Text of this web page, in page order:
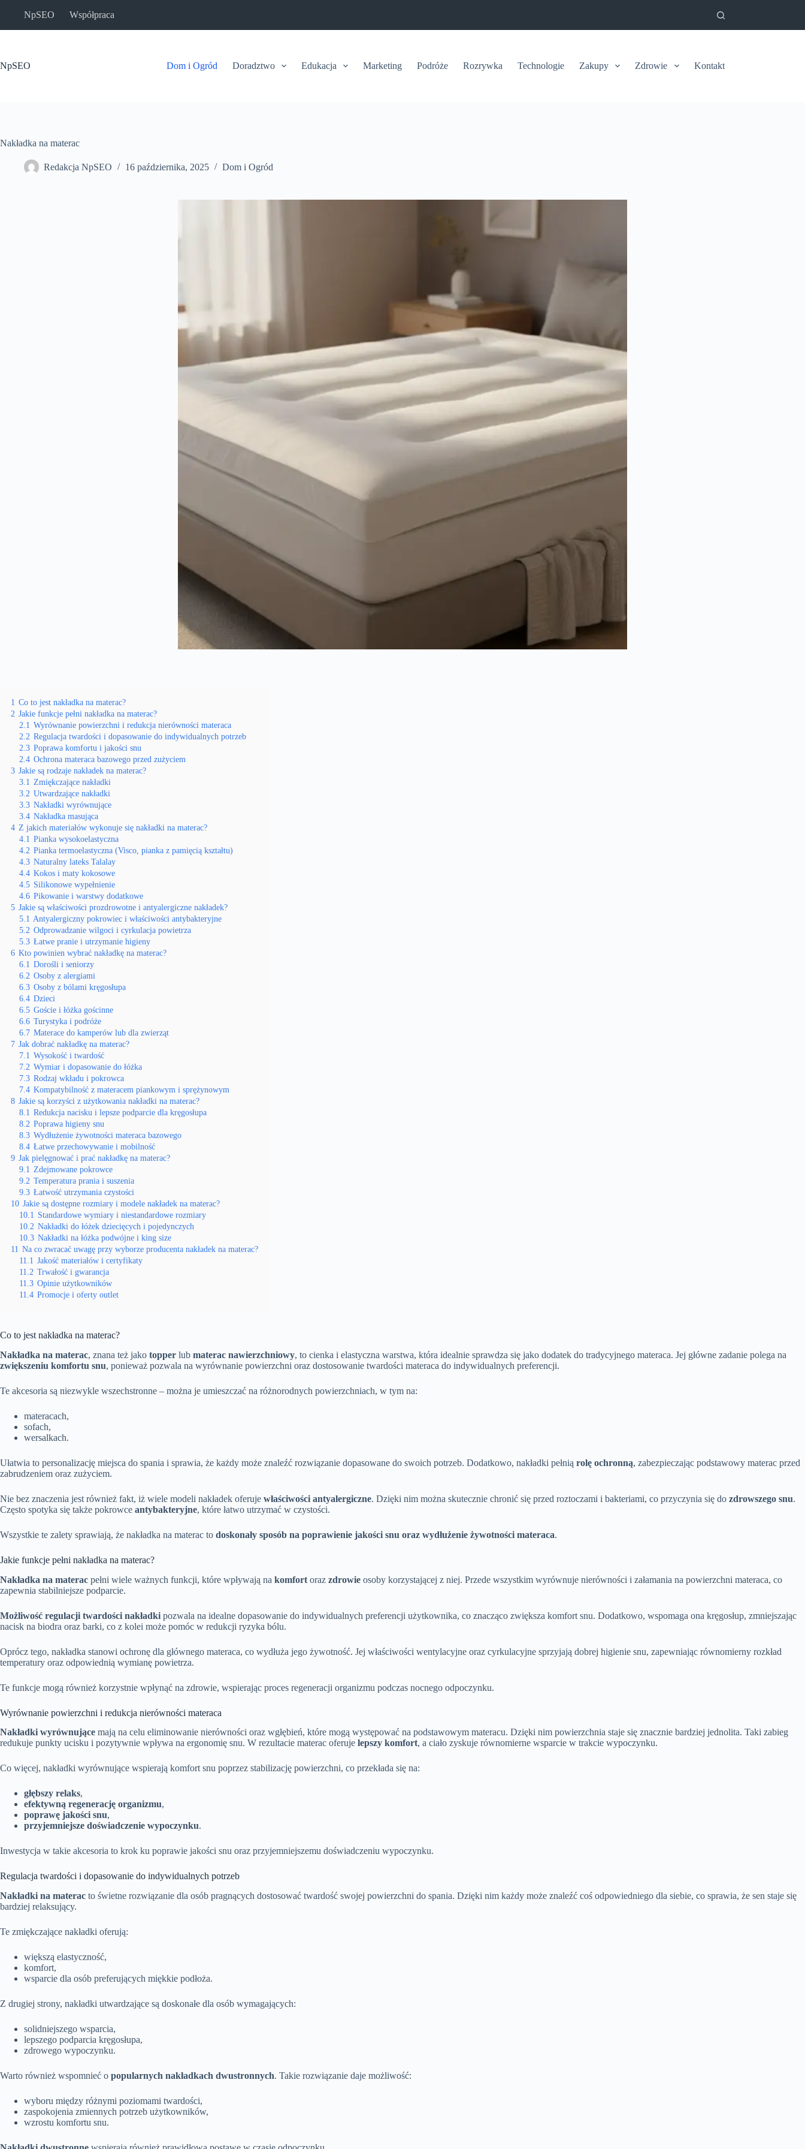
NpSEO Współpraca
NpSEO Dom i Ogród Doradztwo Edukacja Marketing Podróże Rozrywka Technologie Zakupy Zdrowie Kontakt
Nakładka na materac
Redakcja NpSEO 16 października, 2025 Dom i Ogród
1 Co to jest nakładka na materac?
2 Jakie funkcje pełni nakładka na materac?
2.1 Wyrównanie powierzchni i redukcja nierówności materaca
2.2 Regulacja twardości i dopasowanie do indywidualnych potrzeb
2.3 Poprawa komfortu i jakości snu
2.4 Ochrona materaca bazowego przed zużyciem
3 Jakie są rodzaje nakładek na materac?
3.1 Zmiękczające nakładki
3.2 Utwardzające nakładki
3.3 Nakładki wyrównujące
3.4 Nakładka masująca
4 Z jakich materiałów wykonuje się nakładki na materac?
4.1 Pianka wysokoelastyczna
4.2 Pianka termoelastyczna (Visco, pianka z pamięcią kształtu)
4.3 Naturalny lateks Talalay
4.4 Kokos i maty kokosowe
4.5 Silikonowe wypełnienie
4.6 Pikowanie i warstwy dodatkowe
5 Jakie są właściwości prozdrowotne i antyalergiczne nakładek?
5.1 Antyalergiczny pokrowiec i właściwości antybakteryjne
5.2 Odprowadzanie wilgoci i cyrkulacja powietrza
5.3 Łatwe pranie i utrzymanie higieny
6 Kto powinien wybrać nakładkę na materac?
6.1 Dorośli i seniorzy
6.2 Osoby z alergiami
6.3 Osoby z bólami kręgosłupa
6.4 Dzieci
6.5 Goście i łóżka gościnne
6.6 Turystyka i podróże
6.7 Materace do kamperów lub dla zwierząt
7 Jak dobrać nakładkę na materac?
7.1 Wysokość i twardość
7.2 Wymiar i dopasowanie do łóżka
7.3 Rodzaj wkładu i pokrowca
7.4 Kompatybilność z materacem piankowym i sprężynowym
8 Jakie są korzyści z użytkowania nakładki na materac?
8.1 Redukcja nacisku i lepsze podparcie dla kręgosłupa
8.2 Poprawa higieny snu
8.3 Wydłużenie żywotności materaca bazowego
8.4 Łatwe przechowywanie i mobilność
9 Jak pielęgnować i prać nakładkę na materac?
9.1 Zdejmowane pokrowce
9.2 Temperatura prania i suszenia
9.3 Łatwość utrzymania czystości
10 Jakie są dostępne rozmiary i modele nakładek na materac?
10.1 Standardowe wymiary i niestandardowe rozmiary
10.2 Nakładki do łóżek dziecięcych i pojedynczych
10.3 Nakładki na łóżka podwójne i king size
11 Na co zwracać uwagę przy wyborze producenta nakładek na materac?
11.1 Jakość materiałów i certyfikaty
11.2 Trwałość i gwarancja
11.3 Opinie użytkowników
11.4 Promocje i oferty outlet
Co to jest nakładka na materac?
Nakładka na materac, znana też jako topper lub materac nawierzchniowy, to cienka i elastyczna warstwa, która idealnie sprawdza się jako dodatek do tradycyjnego materaca. Jej główne zadanie polega na
zwiększeniu komfortu snu, ponieważ pozwala na wyrównanie powierzchni oraz dostosowanie twardości materaca do indywidualnych preferencji.
Te akcesoria są niezwykle wszechstronne – można je umieszczać na różnorodnych powierzchniach, w tym na:
materacach,
sofach,
wersalkach.
Ułatwia to personalizację miejsca do spania i sprawia, że każdy może znaleźć rozwiązanie dopasowane do swoich potrzeb. Dodatkowo, nakładki pełnią rolę ochronną, zabezpieczając podstawowy materac przed
zabrudzeniem oraz zużyciem.
Nie bez znaczenia jest również fakt, iż wiele modeli nakładek oferuje właściwości antyalergiczne. Dzięki nim można skutecznie chronić się przed roztoczami i bakteriami, co przyczynia się do zdrowszego snu.
Często spotyka się także pokrowce antybakteryjne, które łatwo utrzymać w czystości.
Wszystkie te zalety sprawiają, że nakładka na materac to doskonały sposób na poprawienie jakości snu oraz wydłużenie żywotności materaca.
Jakie funkcje pełni nakładka na materac?
Nakładka na materac pełni wiele ważnych funkcji, które wpływają na komfort oraz zdrowie osoby korzystającej z niej. Przede wszystkim wyrównuje nierówności i załamania na powierzchni materaca, co
zapewnia stabilniejsze podparcie.
Możliwość regulacji twardości nakładki pozwala na idealne dopasowanie do indywidualnych preferencji użytkownika, co znacząco zwiększa komfort snu. Dodatkowo, wspomaga ona kręgosłup, zmniejszając
nacisk na biodra oraz barki, co z kolei może pomóc w redukcji ryzyka bólu.
Oprócz tego, nakładka stanowi ochronę dla głównego materaca, co wydłuża jego żywotność. Jej właściwości wentylacyjne oraz cyrkulacyjne sprzyjają dobrej higienie snu, zapewniając równomierny rozkład
temperatury oraz odpowiednią wymianę powietrza.
Te funkcje mogą również korzystnie wpłynąć na zdrowie, wspierając proces regeneracji organizmu podczas nocnego odpoczynku.
Wyrównanie powierzchni i redukcja nierówności materaca
Nakładki wyrównujące mają na celu eliminowanie nierówności oraz wgłębień, które mogą występować na podstawowym materacu. Dzięki nim powierzchnia staje się znacznie bardziej jednolita. Taki zabieg
redukuje punkty ucisku i pozytywnie wpływa na ergonomię snu. W rezultacie materac oferuje lepszy komfort, a ciało zyskuje równomierne wsparcie w trakcie wypoczynku.
Co więcej, nakładki wyrównujące wspierają komfort snu poprzez stabilizację powierzchni, co przekłada się na:
głębszy relaks,
efektywną regenerację organizmu,
poprawę jakości snu,
przyjemniejsze doświadczenie wypoczynku.
Inwestycja w takie akcesoria to krok ku poprawie jakości snu oraz przyjemniejszemu doświadczeniu wypoczynku.
Regulacja twardości i dopasowanie do indywidualnych potrzeb
Nakładki na materac to świetne rozwiązanie dla osób pragnących dostosować twardość swojej powierzchni do spania. Dzięki nim każdy może znaleźć coś odpowiedniego dla siebie, co sprawia, że sen staje się
bardziej relaksujący.
Te zmiękczające nakładki oferują:
większą elastyczność,
komfort,
wsparcie dla osób preferujących miękkie podłoża.
Z drugiej strony, nakładki utwardzające są doskonałe dla osób wymagających:
solidniejszego wsparcia,
lepszego podparcia kręgosłupa,
zdrowego wypoczynku.
Warto również wspomnieć o popularnych nakładkach dwustronnych. Takie rozwiązanie daje możliwość:
wyboru między różnymi poziomami twardości,
zaspokojenia zmiennych potrzeb użytkowników,
wzrostu komfortu snu.